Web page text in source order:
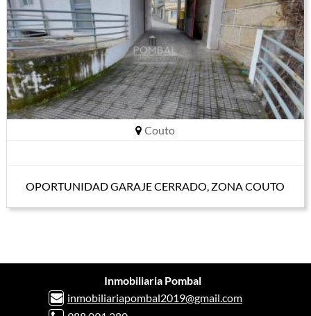
Couto
OPORTUNIDAD GARAJE CERRADO, ZONA COUTO
Inmobiliaria Pombal
inmobiliariapombal2019@gmail.com